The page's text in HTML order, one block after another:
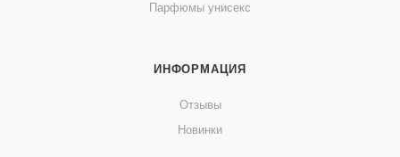
Парфюмы унисекс
ИНФОРМАЦИЯ
Отзывы
Новинки